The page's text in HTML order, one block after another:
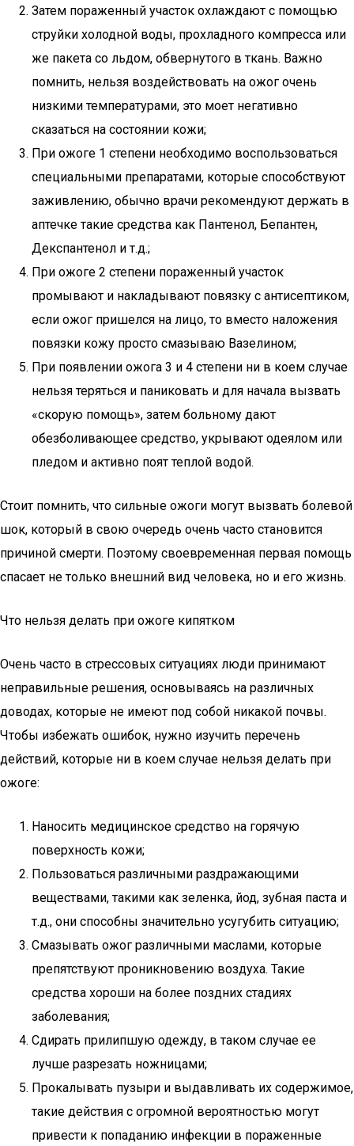
Затем пораженный участок охлаждают с помощью
струйки холодной воды, прохладного компресса или
же пакета со льдом, обвернутого в ткань. Важно
помнить, нельзя воздействовать на ожог очень
низкими температурами, это моет негативно
сказаться на состоянии кожи;
При ожоге 1 степени необходимо воспользоваться
специальными препаратами, которые способствуют
заживлению, обычно врачи рекомендуют держать в
аптечке такие средства как Пантенол, Бепантен,
Декспантенол и т.д.;
При ожоге 2 степени пораженный участок
промывают и накладывают повязку с антисептиком,
если ожог пришелся на лицо, то вместо наложения
повязки кожу просто смазываю Вазелином;
При появлении ожога 3 и 4 степени ни в коем случае
нельзя теряться и паниковать и для начала вызвать
«скорую помощь», затем больному дают
обезболивающее средство, укрывают одеялом или
пледом и активно поят теплой водой.
Стоит помнить, что сильные ожоги могут вызвать болевой
шок, который в свою очередь очень часто становится
причиной смерти. Поэтому своевременная первая помощь
спасает не только внешний вид человека, но и его жизнь.
Что нельзя делать при ожоге кипятком
Очень часто в стрессовых ситуациях люди принимают
неправильные решения, основываясь на различных
доводах, которые не имеют под собой никакой почвы.
Чтобы избежать ошибок, нужно изучить перечень
действий, которые ни в коем случае нельзя делать при
ожоге:
Наносить медицинское средство на горячую
поверхность кожи;
Пользоваться различными раздражающими
веществами, такими как зеленка, йод, зубная паста и
т.д., они способны значительно усугубить ситуацию;
Смазывать ожог различными маслами, которые
препятствуют проникновению воздуха. Такие
средства хороши на более поздних стадиях
заболевания;
Сдирать прилипшую одежду, в таком случае ее
лучше разрезать ножницами;
Прокалывать пузыри и выдавливать их содержимое,
такие действия с огромной вероятностью могут
привести к попаданию инфекции в пораженные